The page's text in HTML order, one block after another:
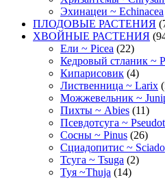
Эхинацеи ~ Echinacea
ПЛОДОВЫЕ РАСТЕНИЯ
ХВОЙНЫЕ РАСТЕНИЯ
Ели ~ Picea (22)
Кедровый стланик ~
Кипарисовик (4)
Лиственница ~ Larix
Можжевельник ~
Пихты ~ Abies (11)
Псевдотсуга ~
Сосны ~ Pinus (26)
Сциадопитис ~
Тсуга ~ Tsuga (2)
Туя ~Thuja (14)